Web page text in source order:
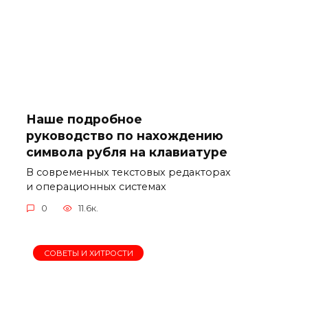
Наше подробное
руководство по нахождению
символа рубля на клавиатуре
В современных текстовых редакторах
и операционных системах
0 11.6к.
СОВЕТЫ И ХИТРОСТИ